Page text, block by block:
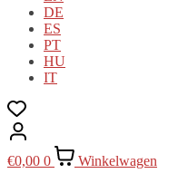
DE
ES
PT
HU
IT
€0,00 0
Winkelwagen